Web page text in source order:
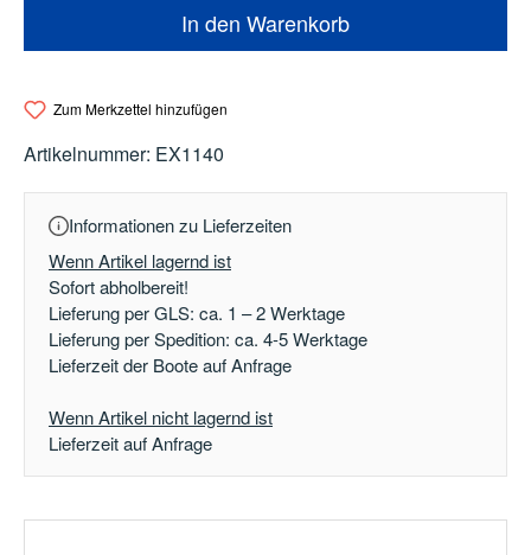
In den Warenkorb
Zum Merkzettel hinzufügen
Artikelnummer: EX1140
Informationen zu Lieferzeiten
Wenn Artikel lagernd ist
Sofort abholbereit!
Lieferung per GLS: ca. 1 – 2 Werktage
Lieferung per Spedition: ca. 4-5 Werktage
Lieferzeit der Boote auf Anfrage
Wenn Artikel nicht lagernd ist
Lieferzeit auf Anfrage